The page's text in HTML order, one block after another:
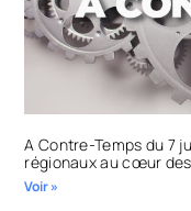
A Contre-Temps du 7
régionaux au cœur
Voir »